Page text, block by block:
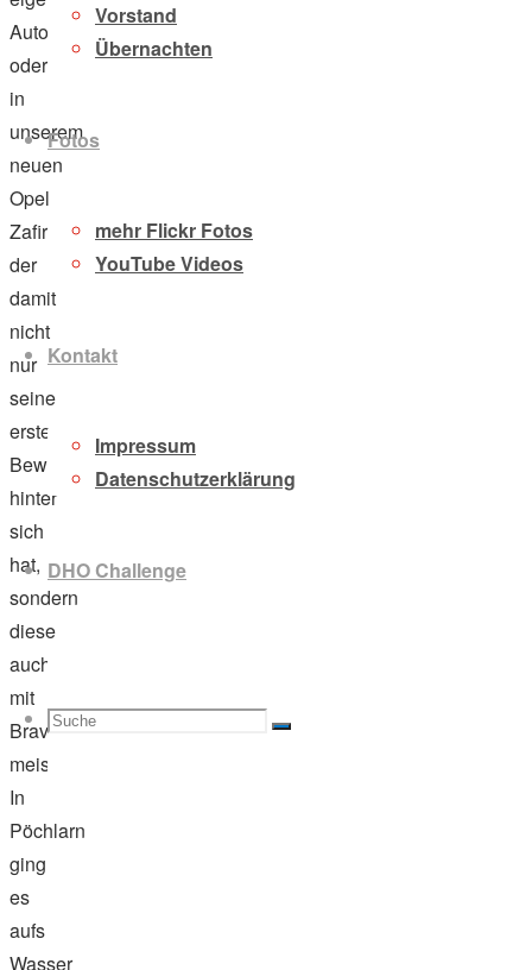
Vorstand
Übernachten
Fotos
mehr Flickr Fotos
YouTube Videos
Kontakt
Impressum
Datenschutzerklärung
DHO Challenge
Suche
Suchen
Suche
Auto
oder
in
unserem
neuen
Opel
Zafira,
der
damit
nicht
nur
seine
erste
Bewährungsprobe
hinter
sich
hat,
sondern
diese
auch
mit
Bravour
meisterte.
In
Pöchlarn
ging
es
aufs
Wasser